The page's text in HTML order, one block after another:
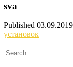
sva
Published 03.09.2019
установок